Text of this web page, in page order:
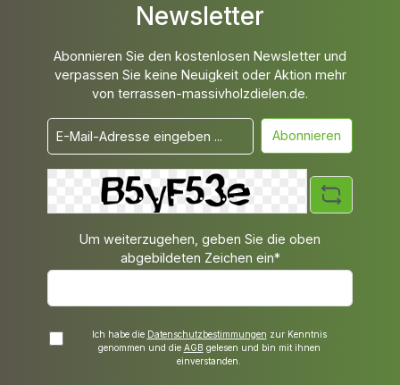
Newsletter
Abonnieren Sie den kostenlosen Newsletter und
verpassen Sie keine Neuigkeit oder Aktion mehr
von terrassen-massivholzdielen.de.
Abonnieren
Um weiterzugehen, geben Sie die oben
abgebildeten Zeichen ein*
Ich habe die Datenschutzbestimmungen zur Kenntnis
genommen und die AGB gelesen und bin mit ihnen
einverstanden.